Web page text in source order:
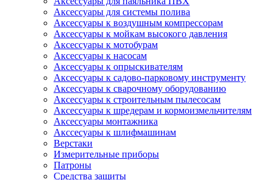
Аксессуары для системы полива
Аксессуары к воздушным компрессорам
Аксессуары к мойкам высокого давления
Аксессуары к мотобурам
Аксессуары к насосам
Аксессуары к опрыскивателям
Аксессуары к садово-парковому инструменту
Аксессуары к сварочному оборудованию
Аксессуары к строительным пылесосам
Аксессуары к шредерам и кормоизмельчителям
Аксессуары монтажника
Акссесуары к шлифмашинам
Верстаки
Измерительные приборы
Патроны
Средства защиты